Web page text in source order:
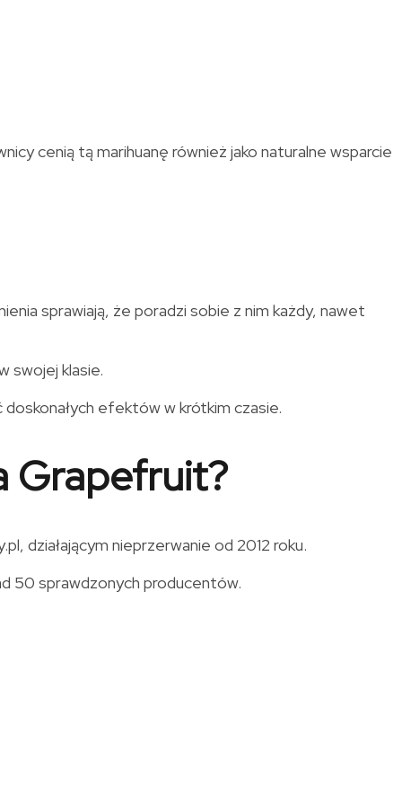
cenią tą marihuanę również jako naturalne wsparcie
sprawiają, że poradzi sobie z nim każdy, nawet
swojej klasie.
efektów w krótkim czasie.
Grapefruit?
działającym nieprzerwanie od 2012 roku.
50 sprawdzonych producentów.